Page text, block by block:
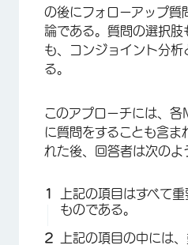
の後にフォローアップ質
論である。質問の選択肢
も、コンジョイント分
る。
このアプローチには、
に質問をすることも含ま
れた後、回答者は次のよ
上記の項目はすべて
ものである。
上記の項目の中には